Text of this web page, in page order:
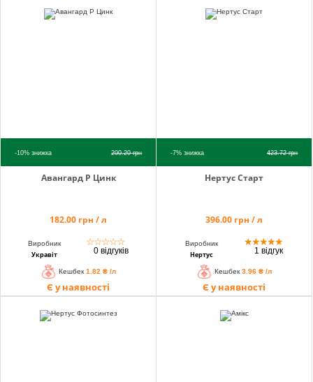
-10%знижка 200.20грн
Авангард Р Цинк
182.00 грн / л
Виробник
Укравіт
☆☆☆☆☆
0 відгуків
Кешбек 1.82 ₴ /л
Є у наявності
-7%знижка 423.72грн
Нертус Старт
396.00 грн / л
Виробник
Нертус
★★★★★
1 відгук
Кешбек 3.96 ₴ /л
Є у наявності